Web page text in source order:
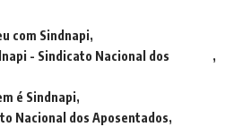
com Sindnapi
- Sindicato Nacional dos
é Sindnapi
Nacional dos Aposentados